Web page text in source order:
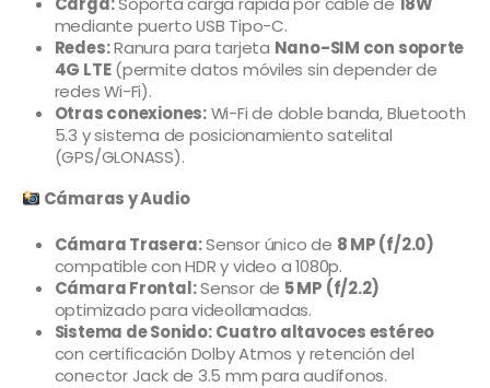
mediante puerto USB Tipo-C.
Redes:Ranura para tarjeta Nano-SIM con soporte
4G LTE(permite datos móviles sin depender de
redes Wi-Fi).
Otras conexiones:Wi-Fi de doble banda, Bluetooth
5.3 y sistema de posicionamiento satelital
(GPS/GLONASS).
Cámaras y Audio
Cámara Trasera:Sensor único de 8 MP (f/2.0)
compatible con HDR y video a 1080p.
Cámara Frontal:Sensor de 5 MP (f/2.2)
optimizado para videollamadas.
Sistema de Sonido: Cuatro altavoces estéreo
con certificación Dolby Atmos y retención del
conector Jack de 3.5 mm para audífonos.